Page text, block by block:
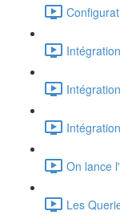
On lance
Les